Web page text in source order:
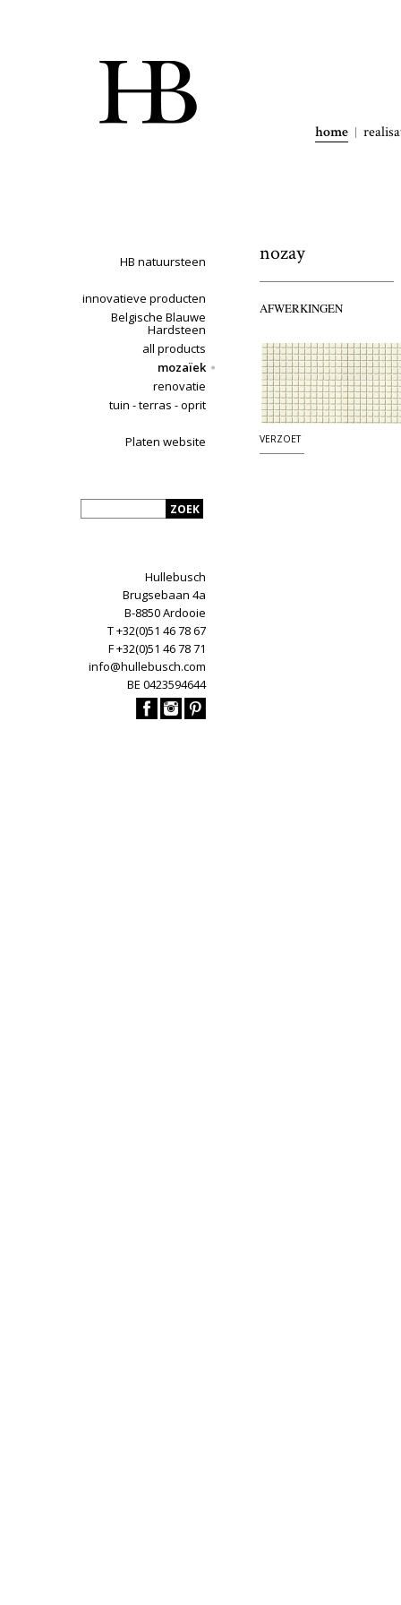
home
HB natuursteen
innovatieve producten
Belgische Blauwe
Hardsteen
all products
mozaïek
renovatie
tuin - terras - oprit
Platen website
Hullebusch
Brugsebaan 4a
B-8850 Ardooie
T +32(0)51 46 78 67
F +32(0)51 46 78 71
info@hullebusch.com
BE 0423594644
nozay
AFWERKINGEN
VERZOET